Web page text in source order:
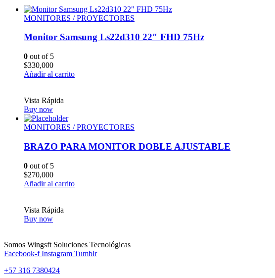
MONITORES / PROYECTORES
Monitor Samsung Ls22d310 22″ FHD 75Hz
0 out of 5
$330,000
Añadir al carrito
Vista Rápida
Buy now
MONITORES / PROYECTORES
BRAZO PARA MONITOR DOBLE AJUSTABLE
0 out of 5
$270,000
Añadir al carrito
Vista Rápida
Buy now
Somos Wingsft Soluciones Tecnológicas
Facebook-f Instagram Tumblr
+57 316 7380424